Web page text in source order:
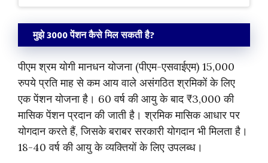
मुझे 3000 पेंशन कैसे मिल सकती है?
पीएम श्रम योगी मानधन योजना (पीएम-एसवाईएम) 15,000
रुपये प्रति माह से कम आय वाले असंगठित श्रमिकों के लिए
एक पेंशन योजना है। 60 वर्ष की आयु के बाद ₹3,000 की
मासिक पेंशन प्रदान की जाती है। श्रमिक मासिक आधार पर
योगदान करते हैं, जिसके बराबर सरकारी योगदान भी मिलता है।
18-40 वर्ष की आयु के व्यक्तियों के लिए उपलब्ध।